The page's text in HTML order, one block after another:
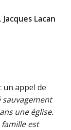
Lacan
un appel de
une église.
famille est